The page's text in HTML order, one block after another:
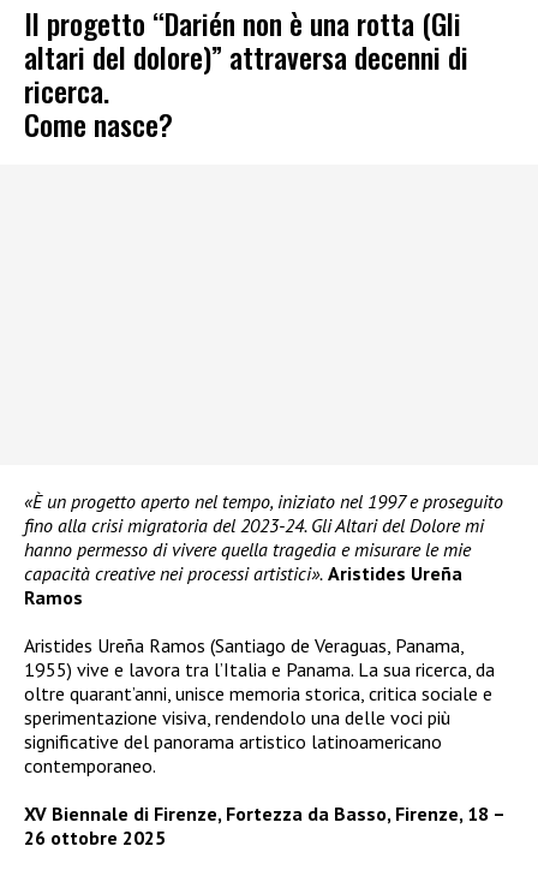
Il progetto “Darién non è una rotta (Gli
altari del dolore)” attraversa decenni di
ricerca.
Come nasce?
«È un progetto aperto nel tempo, iniziato nel 1997 e proseguito
fino alla crisi migratoria del 2023-24. Gli Altari del Dolore mi
hanno permesso di vivere quella tragedia e misurare le mie
capacità creative nei processi artistici». Aristides Ureña
Ramos
Aristides Ureña Ramos (Santiago de Veraguas, Panama,
1955) vive e lavora tra l’Italia e Panama. La sua ricerca, da
oltre quarant’anni, unisce memoria storica, critica sociale e
sperimentazione visiva, rendendolo una delle voci più
significative del panorama artistico latinoamericano
contemporaneo.
XV Biennale di Firenze, Fortezza da Basso, Firenze, 18 –
26 ottobre 2025